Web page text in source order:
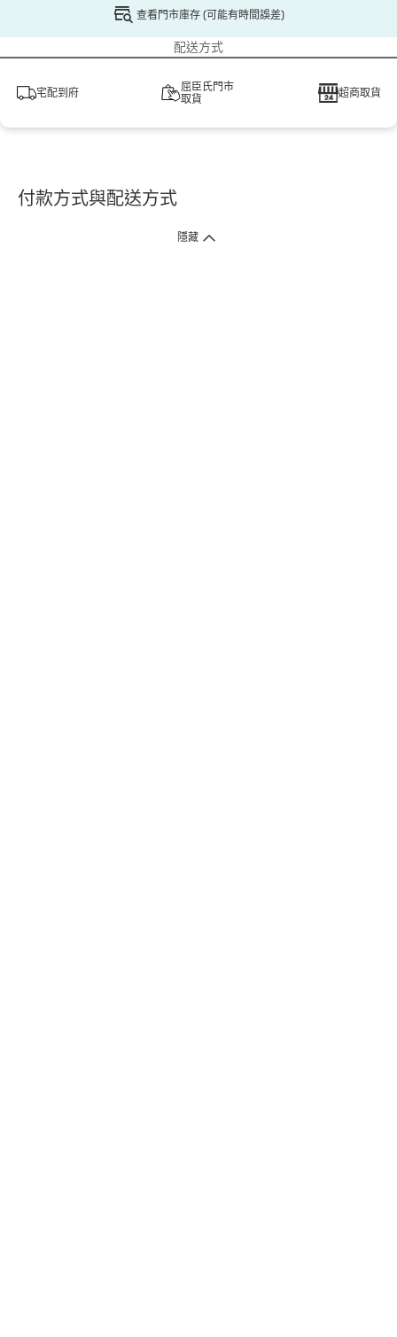
查看門市庫存 (可能有時間誤差)
配送方式
宅配到府
屈臣氏門市
取貨
超商取貨
付款方式與配送方式
隱藏